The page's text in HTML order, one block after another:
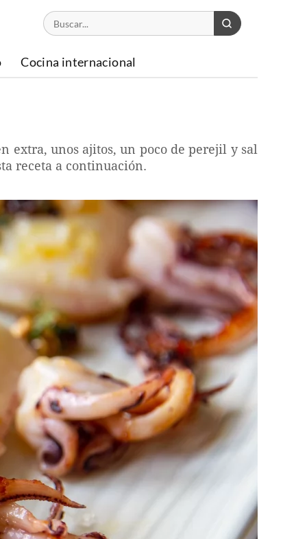
Cocina internacional
extra, unos ajitos, un poco de perejil y sal
receta a continuación.